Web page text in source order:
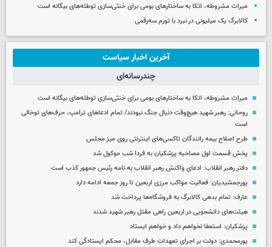
میراث مشروطه، اتکا به ساختارهای بومی برای خنثی‌سازی توطئه‌های بیگانه است
کالابرگ یک میلیونی در نبرد با تورم سه‌رقمی
آخرین اخبار سیاست
چندرسانه‌ای
میراث مشروطه، اتکا به ساختارهای بومی برای خنثی‌سازی توطئه‌های بیگانه است
روحانی: رهبر شهید هیچ‌وقت دنبال جنگ نبودند/ تمام ادعاهای ترامپ، حرف‌های توخالی
است
طرح اصلاح بیمه رانندگان تاکسی‌های اینترنتی روی میز مجلس
پخش قسمت اول مصاحبه پزشکیان به فردا شب موکول شد
دفتر رهبر انقلاب: ادعای واکنش رهبر انقلاب به نامه رئیس جمهور کذب است
پورجمشیدیان: فعالیت مواکب مرزی اربعین تا روز جمعه ادامه دارد
عارف: تمام بدهی کالابرگ به فروشگاه‌ها پرداخت شد
هیئت‌های دانشجویی در اربعین راهی مقتل رهبر شهید شدند
پزشکیان: استعفا نخواهم داد و خواهم ایستاد
پورمحمدی: دولت بر اجرای تعهدات طرف مقابل، محکم ایستادگی کند